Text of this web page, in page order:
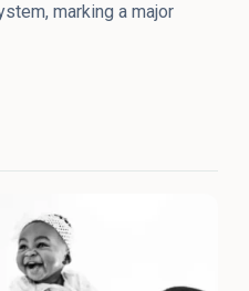
marking a major